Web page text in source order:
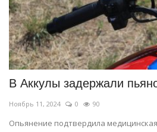
В Аккулы задержали
Ноябрь 11, 2024 0 90
Опьянение подтвердила